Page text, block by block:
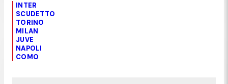
INTER
SCUDETTO
TORINO
MILAN
JUVE
NAPOLI
COMO